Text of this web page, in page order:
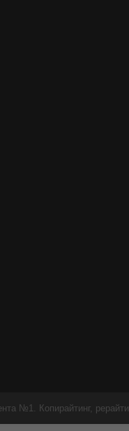
№1. Копирайтинг,